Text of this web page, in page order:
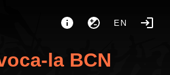
EN
la BCN